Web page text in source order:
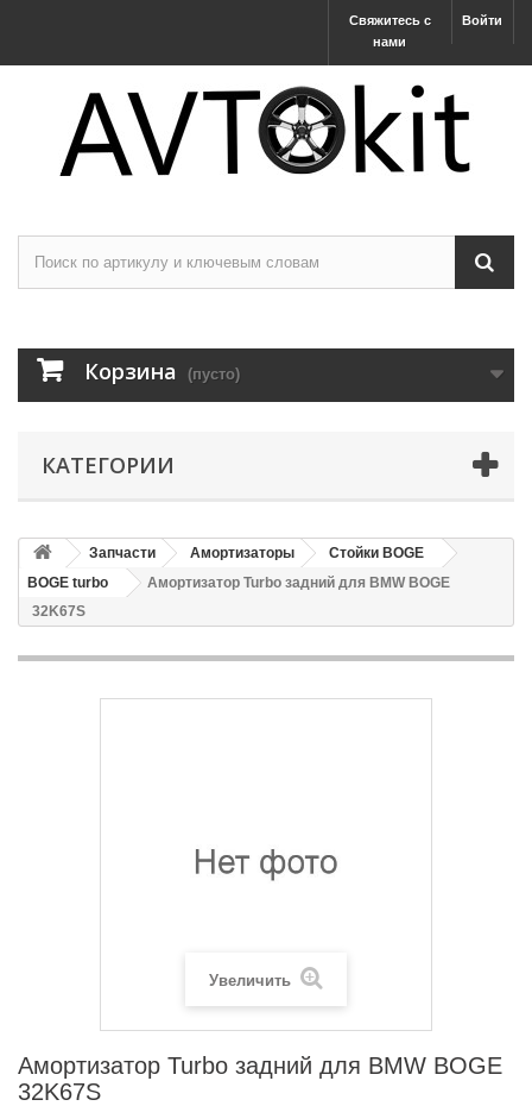
Войти
Свяжитесь с
нами
Корзина (пусто)
КАТЕГОРИИ
Запчасти Амортизаторы
Стойки BOGE
BOGE turbo
Амортизатор Turbo задний для BMW BOGE
32K67S
Увеличить
Амортизатор Turbo задний для BMW BOGE
32K67S